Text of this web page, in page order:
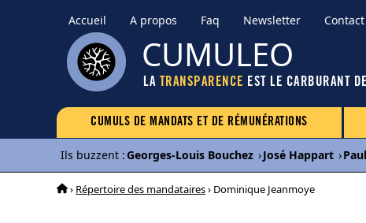
Accueil A propos Faq Newsletter Contact
CUMULEO
LA TRANSPARENCE EST LE CARBURANT
CUMULS DE MANDATS ET DE RÉMUNÉRATIONS
Ils buzzent :Georges-Louis Bouchez ›José Happart ›
› Répertoire des mandataires› Dominique Jeanmoye